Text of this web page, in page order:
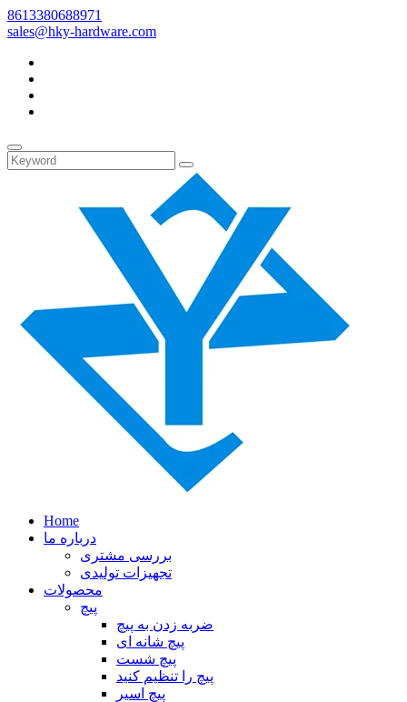
8613380688971
sales@hky-hardware.com
Home
درباره ما
بررسی مشتری
تجهیزات تولیدی
محصولات
پیچ
ضربه زدن به پیچ
پیچ شانه ای
پیچ شست
پیچ را تنظیم کنید
پیچ اسیر